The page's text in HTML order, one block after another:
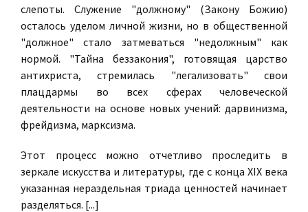
слепоты. Служение "должному" (Закону Божию)
осталось уделом личной жизни, но в общественной
"должное" стало затмеваться "недолжным" как
нормой. "Тайна беззакония", готовящая царство
антихриста, стремилась "легализовать" свои
плацдармы во всех сферах человеческой
деятельности на основе новых учений: дарвинизма,
фрейдизма, марксизма.
Этот процесс можно отчетливо проследить в
зеркале искусства и литературы, где с конца XIX века
указанная нераздельная триада ценностей начинает
разделяться. [...]